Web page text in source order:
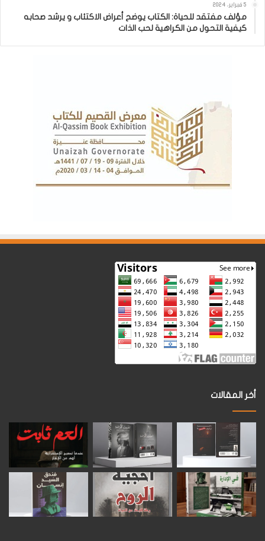
5 فبراير، 2024
مؤلف مفتقد للحياة: الكتاب يوضح أعراض الاكتئاب و يرشد صحابه
كيفية التحول من الكراهية لحب الذات
أخر المقالات